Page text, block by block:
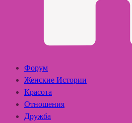
Форум
Женские Истории
Красота
Отношения
Дружба